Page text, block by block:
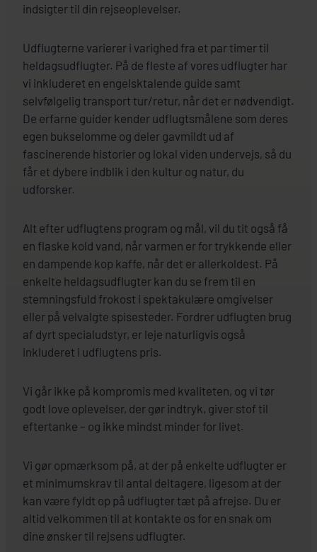
indsigter til din rejseoplevelser.
Udflugterne varierer i varighed fra et par timer til
heldagsudflugter. På de fleste af vores udflugter har
vi inkluderet en engelsktalende guide samt
selvfølgelig transport tur/retur, når det er nødvendigt.
De erfarne guider kender udflugtsmålene som deres
egen bukselomme og deler gavmildt ud af
fascinerende historier og lokal viden undervejs, så du
får et dybere indblik i den kultur og natur, du
udforsker.
Alt efter udflugtens program og mål, vil du tit også få
en flaske kold vand, når varmen er for trykkende eller
en dampende kop kaffe, når det er allerkoldest. På
enkelte heldagsudflugter kan du se frem til en
stemningsfuld frokost i spektakulære omgivelser
eller på velvalgte spisesteder. Fordrer udflugten brug
af dyrt specialudstyr, er leje naturligvis også
inkluderet i udflugtens pris.
Vi går ikke på kompromis med kvaliteten, og vi tør
godt love oplevelser, der gør indtryk, giver stof til
eftertanke – og ikke mindst minder for livet.
Vi gør opmærksom på, at der på enkelte udflugter er
et minimumskrav til antal deltagere, ligesom at der
kan være fyldt op på udflugter tæt på afrejse. Du er
altid velkommen til at kontakte os for en snak om
dine ønsker til rejsens udflugter.